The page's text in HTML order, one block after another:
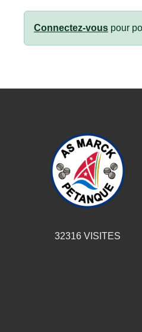
Connectez-vous pour
32316VISITES